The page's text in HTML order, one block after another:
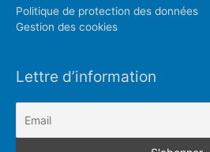
Politique de protection des données
Gestion des cookies
Lettre d’information